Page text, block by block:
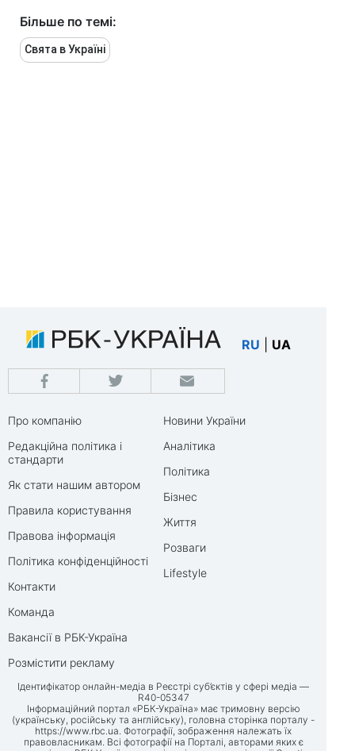
Більше по темі:
Свята в Україні
RU UA
Про компанію
Редакційна політика і
стандарти
Як стати нашим автором
Правила користування
Правова інформація
Політика конфіденційності
Контакти
Команда
Вакансії в РБК-Україна
Розмістити рекламу
Новини України
Аналітика
Політика
Бізнес
Життя
Розваги
Lifestyle
Ідентифікатор онлайн-медіа в Реєстрі суб’єктів у сфері медіа —
R40-05347
Інформаційний портал «РБК-Україна» має тримовну версію
(українську, російську та англійську), головна сторінка порталу -
https://www.rbc.ua. Фотографії, зображення належать їх
правовласникам. Всі фотографії на Порталі, авторами яких є